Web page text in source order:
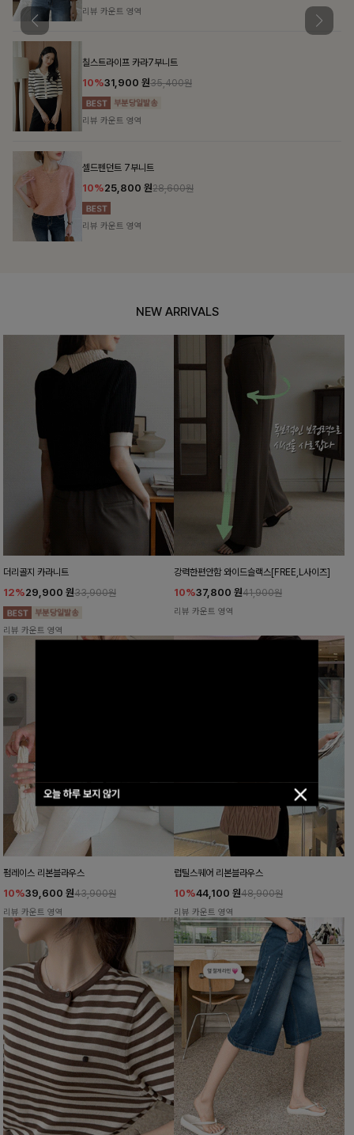
오늘 하루 보지 않기
리뷰 카운트 영역
특스트라이프 링클원피스+스트링자켓SET
12%69,900원79,400원
리뷰 카운트 영역
헨틴링클 날개티셔츠+치마바지SET
12%29,900원33,900원
리뷰 카운트 영역
NEW ARRIVALS
더리골지 카라니트
12%29,900 원33,900원
리뷰 카운트 영역
강력한편안함 와이드슬랙스[FREE,L사이즈]
10%37,800 원41,900원
리뷰 카운트 영역
펌레이스 리본블라우스
10%39,600 원43,900원
리뷰 카운트 영역
럽틸스퀘어 리본블라우스
10%44,100 원48,900원
리뷰 카운트 영역